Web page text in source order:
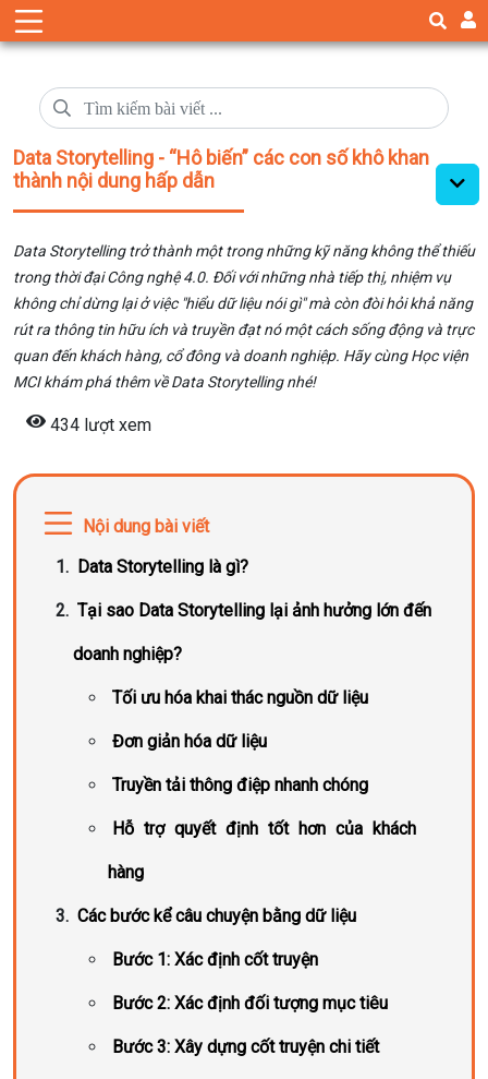
Data Storytelling - “Hô biến” các con số khô khan
thành nội dung hấp dẫn
Data Storytelling trở thành một trong những kỹ năng không thể thiếu
trong thời đại Công nghệ 4.0. Đối với những nhà tiếp thị, nhiệm vụ
không chỉ dừng lại ở việc "hiểu dữ liệu nói gì" mà còn đòi hỏi khả năng
rút ra thông tin hữu ích và truyền đạt nó một cách sống động và trực
quan đến khách hàng, cổ đông và doanh nghiệp. Hãy cùng Học viện
MCI khám phá thêm về Data Storytelling nhé!
434 lượt xem
Nội dung bài viết
Data Storytelling là gì?
Tại sao Data Storytelling lại ảnh hưởng lớn đến
doanh nghiệp?
Tối ưu hóa khai thác nguồn dữ liệu
Đơn giản hóa dữ liệu
Truyền tải thông điệp nhanh chóng
Hỗ trợ quyết định tốt hơn của khách
hàng
Các bước kể câu chuyện bằng dữ liệu
Bước 1: Xác định cốt truyện
Bước 2: Xác định đối tượng mục tiêu
Bước 3: Xây dựng cốt truyện chi tiết